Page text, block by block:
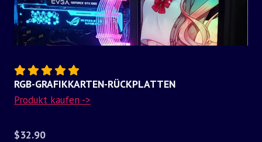
RGB-GRAFIKKARTEN-RÜCKPLATTEN
Produkt kaufen ->
$32.90